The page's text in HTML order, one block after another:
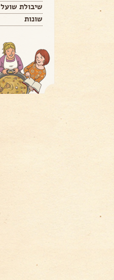
שיבולת שועל
שונות